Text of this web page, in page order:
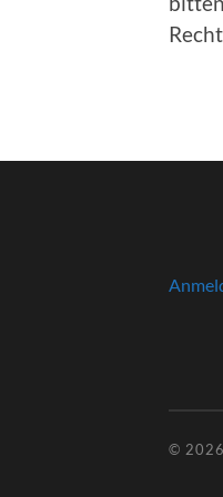
© 2026